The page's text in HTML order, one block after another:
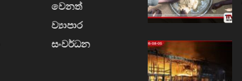
වෙනත්
ව්‍යාපාර
සංවර්ධන